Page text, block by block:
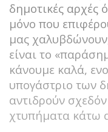
δημοτικές αρχές
μόνο που
μας
είναι το
κάνουμε καλά,
υπογάστριο των
αντιδρούν
χτυπήματα κάτω